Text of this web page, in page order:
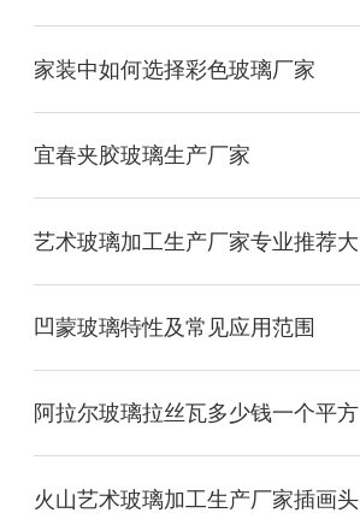
家装中如何选择彩色玻璃厂家
宜春夹胶玻璃生产厂家
凹蒙玻璃特性及常见应用范围
阿拉尔玻璃拉丝瓦多少钱一个平方